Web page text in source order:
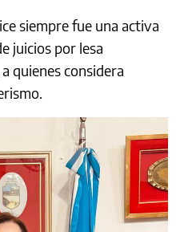
siempre fue una activa
juicios por lesa
quienes considera